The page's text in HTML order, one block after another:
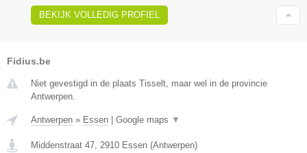
BEKIJK VOLLEDIG PROFIEL
Fidius.be
Niet gevestigd in de plaats Tisselt, maar wel in de provincie
Antwerpen.
Antwerpen » Essen Google maps ▼
Middenstraat 47, 2910 Essen (Antwerpen)